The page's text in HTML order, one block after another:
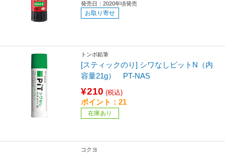
発売日：2020年頃発売
お取り寄せ
トンボ鉛筆
[スティックのり] シワなしピットN（内
容量21g） PT-NAS
¥210 (税込)
ポイント：21
在庫あり
コクヨ